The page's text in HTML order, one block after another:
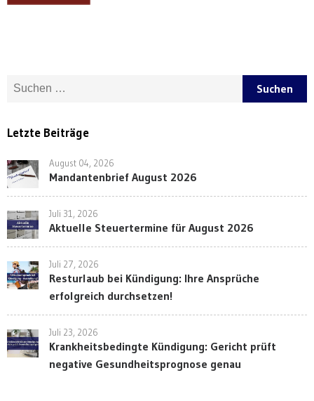
Suche nach:
Letzte Beiträge
August 04, 2026
Mandantenbrief August 2026
Juli 31, 2026
Aktuelle Steuertermine für August 2026
Juli 27, 2026
Resturlaub bei Kündigung: Ihre Ansprüche
erfolgreich durchsetzen!
Juli 23, 2026
Krankheitsbedingte Kündigung: Gericht prüft
negative Gesundheitsprognose genau